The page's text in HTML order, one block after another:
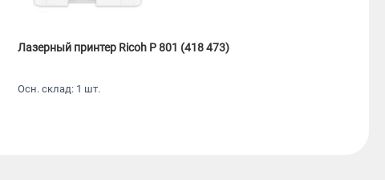
Лазерный принтер Ricoh P 801 (418 473)
Осн. склад: 1 шт.